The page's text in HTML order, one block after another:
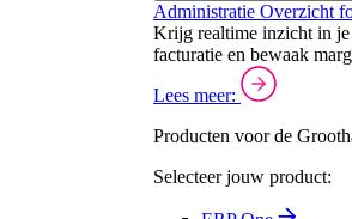
Administratie Overzicht
Krijg realtime inzicht in
facturatie en bewaak
Lees meer:
Producten voor de
Selecteer jouw product: